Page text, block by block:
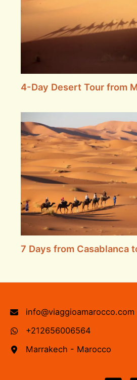
4-Day Desert Tour from
7 Days from Casablanca
info@viaggioamarocco.com
+212656006564
Marrakech - Marocco